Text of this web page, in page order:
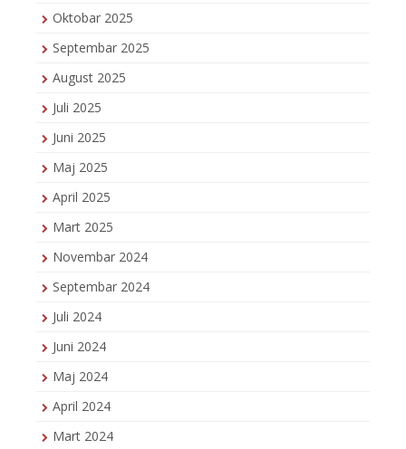
Oktobar 2025
Septembar 2025
August 2025
Juli 2025
Juni 2025
Maj 2025
April 2025
Mart 2025
Novembar 2024
Septembar 2024
Juli 2024
Juni 2024
Maj 2024
April 2024
Mart 2024